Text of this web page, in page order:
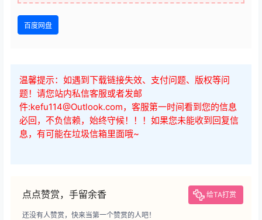
百度网盘
温馨提示：如遇到下载链接失效、支付问题、版权等问
题！请您站内私信客服或者发邮
件:kefu114@Outlook.com，客服第一时间看到您的信息
必回，不负信赖，始终守候！！！如果您未能收到回复信
息，有可能在垃圾信箱里面哦~
点点赞赏，手留余香 给TA打赏
还没有人赞赏，快来当第一个赞赏的人吧！